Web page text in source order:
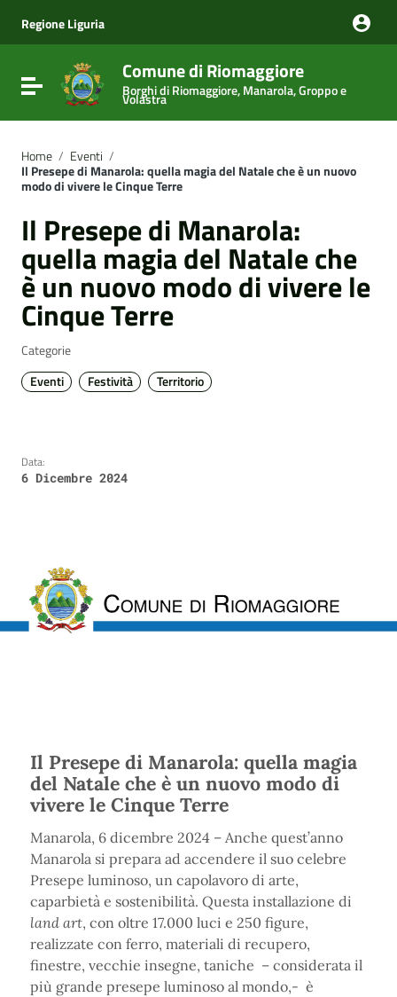
Vai al menu di navigazione
Vai al footer
Regione Liguria
Attiva / disattiva la navigazione
Comune di Riomaggiore
Borghi di Riomaggiore, Manarola, Groppo e
Volastra
Home / Eventi /
Il Presepe di Manarola: quella magia del Natale che è un nuovo
modo di vivere le Cinque Terre
Il Presepe di Manarola:
quella magia del Natale che
è un nuovo modo di vivere le
Cinque Terre
Categorie
Eventi
Festività Territorio
Data:
6 Dicembre 2024
Il Presepe di Manarola: quella magia
del Natale che è un nuovo modo di
vivere le Cinque Terre
Manarola, 6 dicembre 2024 – Anche quest’anno
Manarola si prepara ad accendere il suo celebre
Presepe luminoso, un capolavoro di arte,
caparbietà e sostenibilità. Questa installazione di
land art, con oltre 17.000 luci e 250 figure,
realizzate con ferro, materiali di recupero,
finestre, vecchie insegne, taniche – considerata il
più grande presepe luminoso al mondo,- è